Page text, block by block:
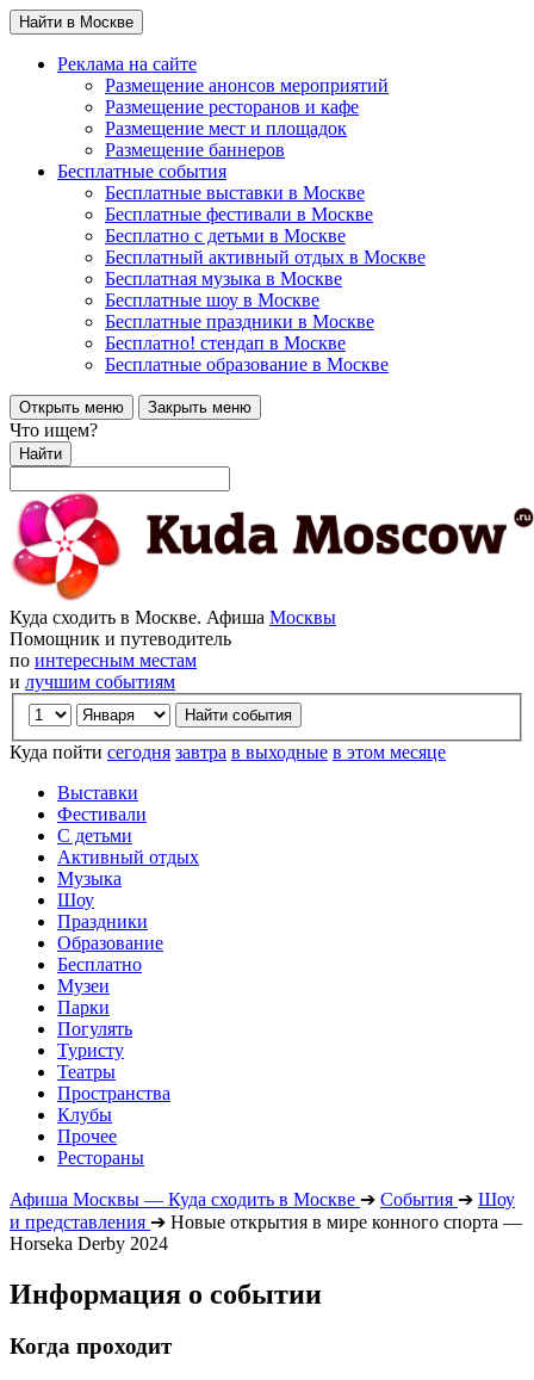
Найти в Москве
Реклама на сайте
Размещение анонсов мероприятий
Размещение ресторанов и кафе
Размещение мест и площадок
Размещение баннеров
Бесплатные события
Бесплатные выставки в Москве
Бесплатные фестивали в Москве
Бесплатно с детьми в Москве
Бесплатный активный отдых в Москве
Бесплатная музыка в Москве
Бесплатные шоу в Москве
Бесплатные праздники в Москве
Бесплатно! стендап в Москве
Бесплатные образование в Москве
Открыть меню Закрыть меню
Что ищем?
Найти
Куда сходить в Москве. Афиша Москвы
Помощник и путеводитель
по интересным местам
и лучшим событиям
Куда пойти сегодня завтра в выходные в этом месяце
Выставки
Фестивали
С детьми
Активный отдых
Музыка
Шоу
Праздники
Образование
Бесплатно
Музеи
Парки
Погулять
Туристу
Театры
Пространства
Клубы
Прочее
Рестораны
Афиша Москвы — Куда сходить в Москве ➔ События ➔ Шоу
и представления ➔ Новые открытия в мире конного спорта —
Horseka Derby 2024
Информация о событии
Когда проходит